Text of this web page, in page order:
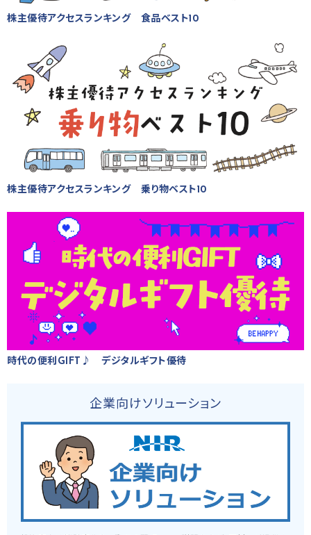
株主優待アクセスランキング 食品ベスト10
株主優待アクセスランキング 乗り物ベスト10
時代の便利GIFT♪ デジタルギフト優待
企業向けソリューション